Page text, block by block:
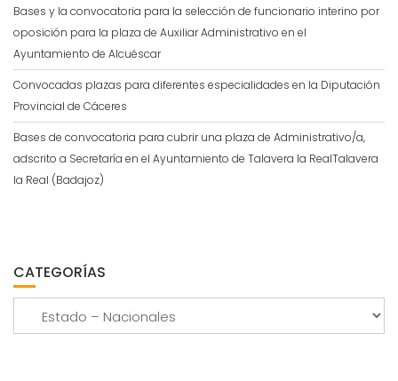
Bases y la convocatoria para la selección de funcionario interino por
oposición para la plaza de Auxiliar Administrativo en el
Ayuntamiento de Alcuéscar
Convocadas plazas para diferentes especialidades en la Diputación
Provincial de Cáceres
Bases de convocatoria para cubrir una plaza de Administrativo/a,
adscrito a Secretaría en el Ayuntamiento de Talavera la RealTalavera
la Real (Badajoz)
CATEGORÍAS